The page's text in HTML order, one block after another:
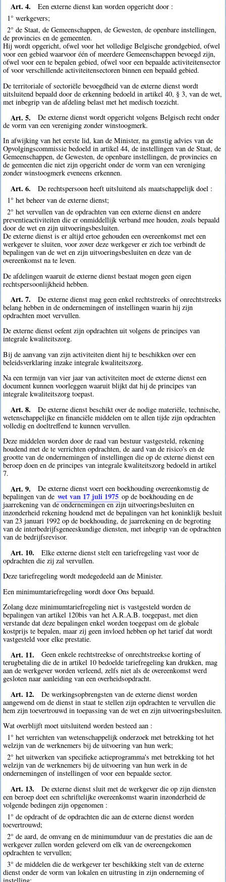
Art. 4.
Een externe dienst kan worden opgericht door :
1° werkgevers;
2° de Staat, de Gemeenschappen, de Gewesten, de openbare instellingen,
de provincies en de gemeenten.
Hij wordt opgericht, ofwel voor het volledige Belgische grondgebied, ofwel
voor een gebied waarvoor één of meerdere Gemeenschappen bevoegd zijn,
ofwel voor een te bepalen gebied, ofwel voor een bepaalde activiteitensector
of voor verschillende activiteitensectoren binnen een bepaald gebied.
De territoriale of sectoriële bevoegdheid van de externe dienst wordt
uitsluitend bepaald door de erkenning bedoeld in artikel 40, § 3, van de wet,
met inbegrip van de afdeling belast met het medisch toezicht.
Art. 5.
De externe dienst wordt opgericht volgens Belgisch recht onder
de vorm van een vereniging zonder winstoogmerk.
In afwijking van het eerste lid, kan de Minister, na gunstig advies van de
Opvolgingscommissie bedoeld in artikel 44, de instellingen van de Staat, de
Gemeenschappen, de Gewesten, de openbare instellingen, de provincies en
de gemeenten die niet zijn opgericht onder de vorm van een vereniging
zonder winstoogmerk eveneens erkennen.
Art. 6.
De rechtspersoon heeft uitsluitend als maatschappelijk doel :
1° het beheer van de externe dienst;
2° het vervullen van de opdrachten van een externe dienst en andere
preventieactiviteiten die er onmiddellijk verband mee houden, zoals bepaald
door de wet en zijn uitvoeringsbesluiten.
De externe dienst is er altijd ertoe gehouden een overeenkomst met een
werkgever te sluiten, voor zover deze werkgever er zich toe verbindt de
bepalingen van de wet en zijn uitvoeringsbesluiten en deze van de
overeenkomst na te leven.
De afdelingen waaruit de externe dienst bestaat mogen geen eigen
rechtspersoonlijkheid hebben.
Art. 7.
De externe dienst mag geen enkel rechtstreeks of onrechtstreeks
belang hebben in de ondernemingen of instellingen waarin hij zijn
opdrachten moet vervullen.
De externe dienst oefent zijn opdrachten uit volgens de principes van
integrale kwaliteitszorg.
Bij de aanvang van zijn activiteiten dient hij te beschikken over een
beleidsverklaring inzake integrale kwaliteitszorg.
Na een termijn van vier jaar van activiteiten moet de externe dienst een
document kunnen voorleggen waaruit blijkt dat hij de principes van
integrale kwaliteitszorg toepast.
Art. 8.
De externe dienst beschikt over de nodige materiële, technische,
wetenschappelijke en financiële middelen om te allen tijde zijn opdrachten
volledig en doeltreffend te kunnen vervullen.
Deze middelen worden door de raad van bestuur vastgesteld, rekening
houdend met de te verrichten opdrachten, de aard van de risico's en de
grootte van de ondernemingen of instellingen die op de externe dienst een
beroep doen en de principes van integrale kwaliteitszorg bedoeld in artikel
7.
Art. 9.
De externe dienst voert een boekhouding overeenkomstig de
bepalingen van de wet van 17 juli 1975 op de boekhouding en de
jaarrekening van de ondernemingen en zijn uitvoeringsbesluiten en
inzonderheid rekening houdend met de bepalingen van het koninklijk besluit
van 23 januari 1992 op de boekhouding, de jaarrekening en de begroting
van de interbedrijfsgeneeskundige diensten, met inbegrip van de opdrachten
van de bedrijfsrevisor.
Art. 10.
Elke externe dienst stelt een tariefregeling vast voor de
opdrachten die zij zal vervullen.
Deze tariefregeling wordt medegedeeld aan de Minister.
Een minimumtariefregeling wordt door Ons bepaald.
Zolang deze minimumtariefregeling niet is vastgesteld worden de
bepalingen van artikel 120bis van het A.R.A.B. toegepast, met dien
verstande dat deze bepalingen enkel worden toegepast om de globale
kostprijs te bepalen, maar zij geen invloed hebben op het tarief dat wordt
vastgesteld voor elke prestatie.
Art. 11.
Geen enkele rechtstreekse of onrechtstreekse korting of
terugbetaling die de in artikel 10 bedoelde tariefregeling kan drukken, mag
aan de werkgever worden verleend, zelfs niet als de overeenkomst werd
gesloten naar aanleiding van een overheidsopdracht.
Art. 12.
De werkingsopbrengsten van de externe dienst worden
aangewend om de dienst in staat te stellen zijn opdrachten te vervullen die
hem zijn toevertrouwd in toepassing van de wet en zijn uitvoeringsbesluiten.
Wat overblijft moet uitsluitend worden besteed aan :
1° het verrichten van wetenschappelijk onderzoek met betrekking tot het
welzijn van de werknemers bij de uitvoering van hun werk;
2° het uitwerken van specifieke actieprogramma's met betrekking tot het
welzijn van de werknemers bij de uitvoering van hun werk in de
ondernemingen of instellingen of voor een bepaalde sector.
Art. 13.
De externe dienst sluit met de werkgever die op zijn diensten
een beroep doet een schriftelijke overeenkomst waarin inzonderheid de
volgende bedingen zijn opgenomen :
1° de opdracht of de opdrachten die aan de externe dienst worden
toevertrouwd;
2° de aard, de omvang en de minimumduur van de prestaties die aan de
werkgever zullen worden geleverd om elk van de overeengekomen
opdrachten te vervullen;
3° de middelen die de werkgever ter beschikking stelt van de externe
dienst onder de vorm van lokalen en uitrusting in zijn onderneming of